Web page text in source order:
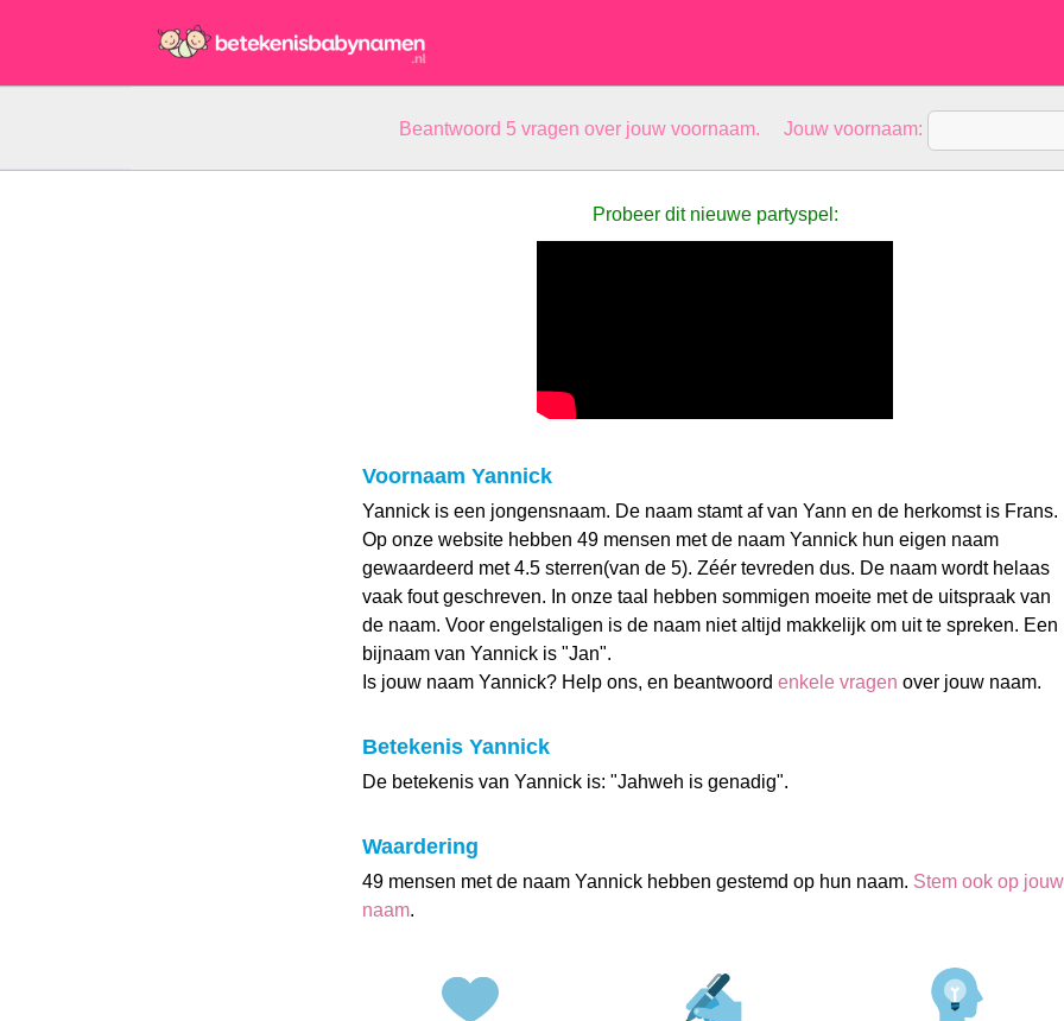
Beantwoord 5 vragen over jouw voornaam. Jouw voornaam:
Probeer dit nieuwe partyspel:
Voornaam Yannick
Yannick is een jongensnaam. De naam stamt af van Yann en de herkomst is Frans.
Op onze website hebben 49 mensen met de naam Yannick hun eigen naam
gewaardeerd met 4.5 sterren(van de 5). Zéér tevreden dus. De naam wordt helaas
vaak fout geschreven. In onze taal hebben sommigen moeite met de uitspraak van
de naam. Voor engelstaligen is de naam niet altijd makkelijk om uit te spreken. Een
bijnaam van Yannick is "Jan".
Is jouw naam Yannick? Help ons, en beantwoord enkele vragen over jouw naam.
Betekenis Yannick
De betekenis van Yannick is: "Jahweh is genadig".
Waardering
49 mensen met de naam Yannick hebben gestemd op hun naam. Stem ook op jouw
naam.